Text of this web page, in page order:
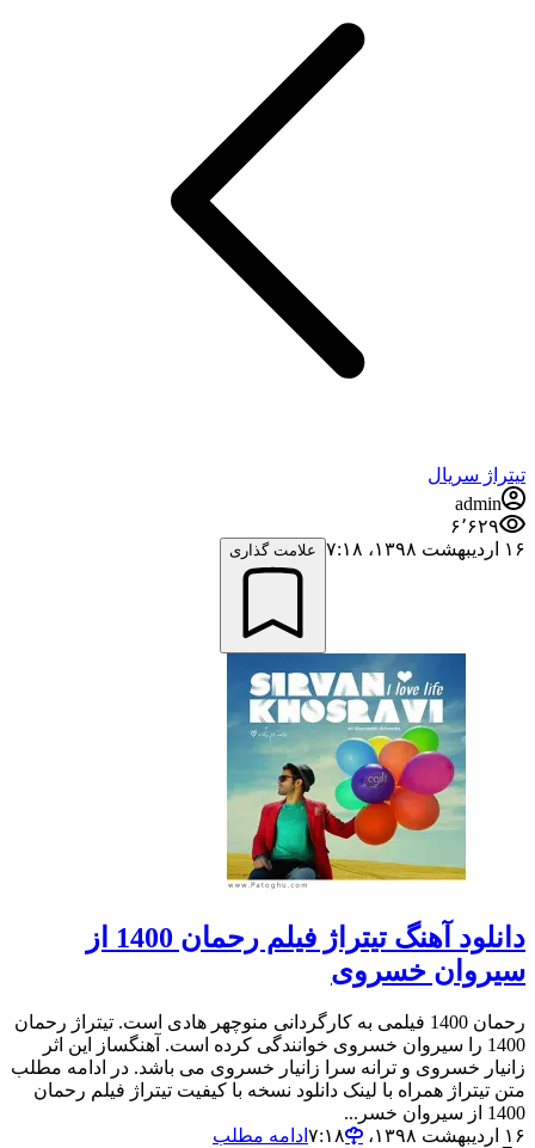
تیتراژ سریال
admin
۶٬۶۲۹
۱۶ اردیبهشت ۱۳۹۸،‏ ۷:۱۸
علامت گذاری
دانلود آهنگ تیتراژ فیلم رحمان 1400 از
سیروان خسروی
رحمان 1400 فیلمی به کارگردانی منوچهر هادی است. تیتراژ رحمان
1400 را سیروان خسروی خوانندگی کرده است. آهنگساز این اثر
زانیار خسروی و ترانه سرا زانیار خسروی می باشد. در ادامه مطلب
متن تیتراژ همراه با لینک دانلود نسخه با کیفیت تیتراژ فیلم رحمان
1400 از سیروان خسر...
۱۶ اردیبهشت ۱۳۹۸،‏ ۷:۱۸
ادامه مطلب